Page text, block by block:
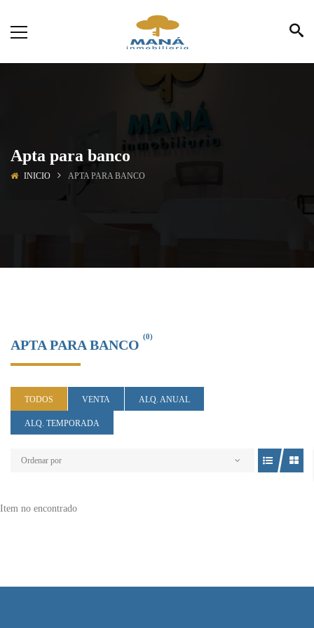
Apta para banco
INICIO APTA PARA BANCO
APTA PARA BANCO
(0)
TODOS VENTA ALQ. ANUAL
ALQ. TEMPORADA
Ordenar por
Item no encontrado